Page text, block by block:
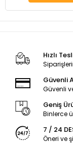
Hızlı
Güvenli
Güvenli
Geniş
Binlerce
7 / 24
Öneri ve